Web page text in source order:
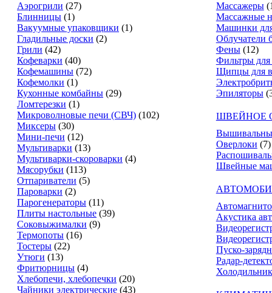
Аэрогрили (27)
Блинницы (1)
Вакуумные упаковщики (1)
Гладильные доски (2)
Грили (42)
Кофеварки (40)
Кофемашины (72)
Кофемолки (1)
Кухонные комбайны (29)
Ломтерезки (1)
Микроволновые печи (СВЧ) (102)
Миксеры (30)
Мини-печи (12)
Мультиварки (13)
Мультиварки-скороварки (4)
Мясорубки (113)
Отпариватели (5)
Пароварки (2)
Парогенераторы (11)
Плиты настольные (39)
Соковыжималки (9)
Термопоты (16)
Тостеры (22)
Утюги (13)
Фритюрницы (4)
Хлебопечи, хлебопечки (20)
Чайники электрические (43)
Массажеры
Массажные
Машинки
Облучатели
Фены (12)
Фильтры
Щипцы для
Эпиляторы
ШВЕЙНОЕ
Оверлоки (7)
Швейные
Акустика
Пуско-
Радар-